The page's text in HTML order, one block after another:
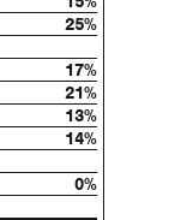
25%
17%
21%
13%
14%
0%